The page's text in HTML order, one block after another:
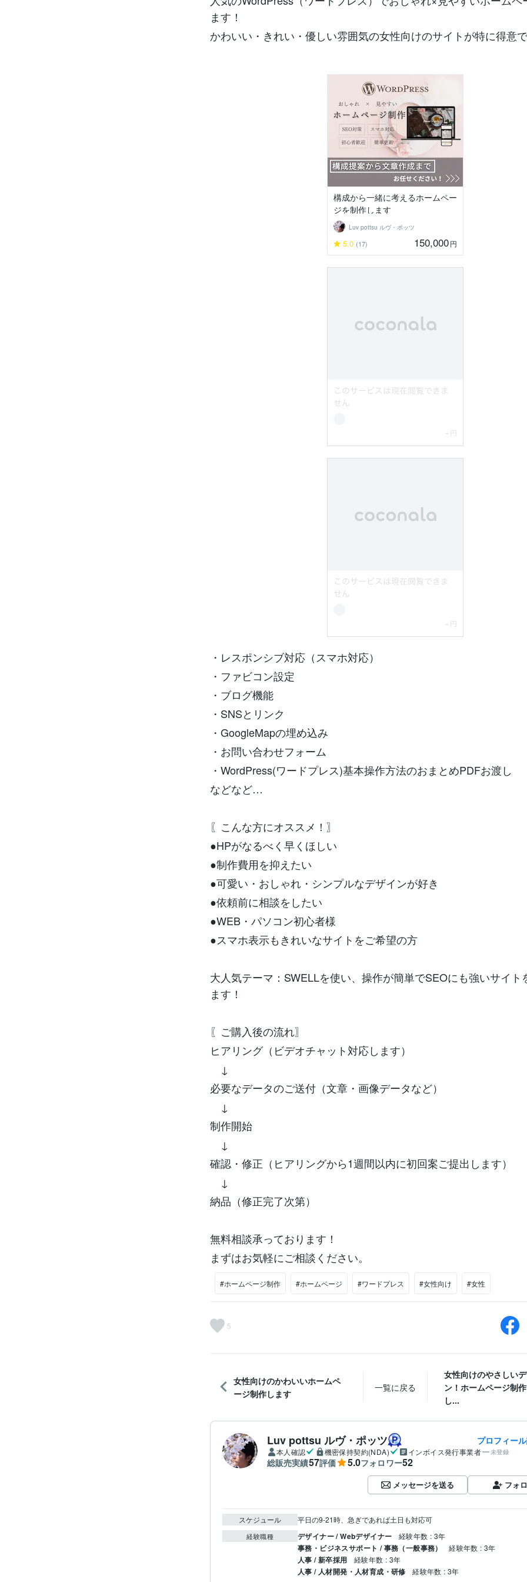
ます！
かわいい・きれい・優しい雰囲気の女性向けのサイトが特に得意で
構成から一緒に考えるホームペー
ジを制作します
Luv pottsu ルヴ・ポッツ
5.0 (17) 150,000円
・レスポンシブ対応（スマホ対応）
・ファビコン設定
・ブログ機能
・SNSとリンク
・GoogleMapの埋め込み
・お問い合わせフォーム
・WordPress(ワードプレス)基本操作方法のおまとめPDFお渡し
などなど…
〖こんな方にオススメ！〗
●HPがなるべく早くほしい
●制作費用を抑えたい
●可愛い・おしゃれ・シンプルなデザインが好き
●依頼前に相談をしたい
●WEB・パソコン初心者様
●スマホ表示もきれいなサイトをご希望の方
大人気テーマ：SWELLを使い、操作が簡単でSEOにも強いサイト
ます！
〖ご購入後の流れ〗
ヒアリング（ビデオチャット対応します）
↓
必要なデータのご送付（文章・画像データなど）
↓
制作開始
↓
確認・修正（ヒアリングから1週間以内に初回案ご提出します）
↓
納品（修正完了次第）
無料相談承っております！
まずはお気軽にご相談ください。
#ホームページ制作 #ホームページ #ワードプレス #女性向け #女性
5
女性向けのかわいいホームペ
ージ制作します
一覧に戻る
女性向けのやさしい
ン！ホームページ制
し...
Luv pottsu ルヴ・ポッツ プロフィー
本人確認 機密保持契約(NDA) インボイス発行事業者 未登録
総販売実績57評価 5.0フォロワー52
メッセージを送る フォ
スケジュール 平日の9-21時、急ぎであれば土日も対応可
経験職種 デザイナー / Webデザイナー 経験年数 : 3年
事務・ビジネスサポート / 事務（一般事務） 経験年数 : 3年
人事 / 新卒採用 経験年数 : 3年
人事 / 人材開発・人材育成・研修 経験年数 : 3年